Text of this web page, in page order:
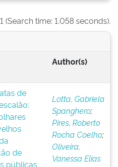
(Search time: 1.058 seconds).
Author(s)
de
de
públicas
Lotta, Gabriela
Spanghero;
Pires, Roberto
Rocha Coelho;
Oliveira,
Vanessa Elias